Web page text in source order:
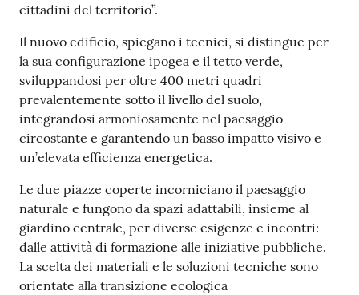
cittadini del territorio”.
Il nuovo edificio, spiegano i tecnici, si distingue per
la sua configurazione ipogea e il tetto verde,
sviluppandosi per oltre 400 metri quadri
prevalentemente sotto il livello del suolo,
integrandosi armoniosamente nel paesaggio
circostante e garantendo un basso impatto visivo e
un’elevata efficienza energetica.
Le due piazze coperte incorniciano il paesaggio
naturale e fungono da spazi adattabili, insieme al
giardino centrale, per diverse esigenze e incontri:
dalle attività di formazione alle iniziative pubbliche.
La scelta dei materiali e le soluzioni tecniche sono
orientate alla transizione ecologica